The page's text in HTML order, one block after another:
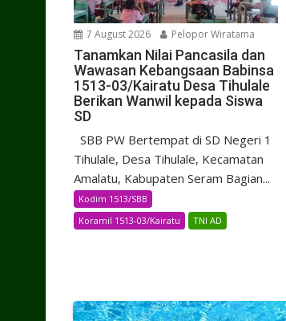
7 August 2026 Pelopor Wiratama
Tanamkan Nilai Pancasila dan
Wawasan Kebangsaan Babinsa
1513-03/Kairatu Desa Tihulale
Berikan Wanwil kepada Siswa
SD
SBB PW Bertempat di SD Negeri 1
Tihulale, Desa Tihulale, Kecamatan
Amalatu, Kabupaten Seram Bagian...
Kodim 1513/SBB
Koramil 1513-03/Kairatu
TNI AD